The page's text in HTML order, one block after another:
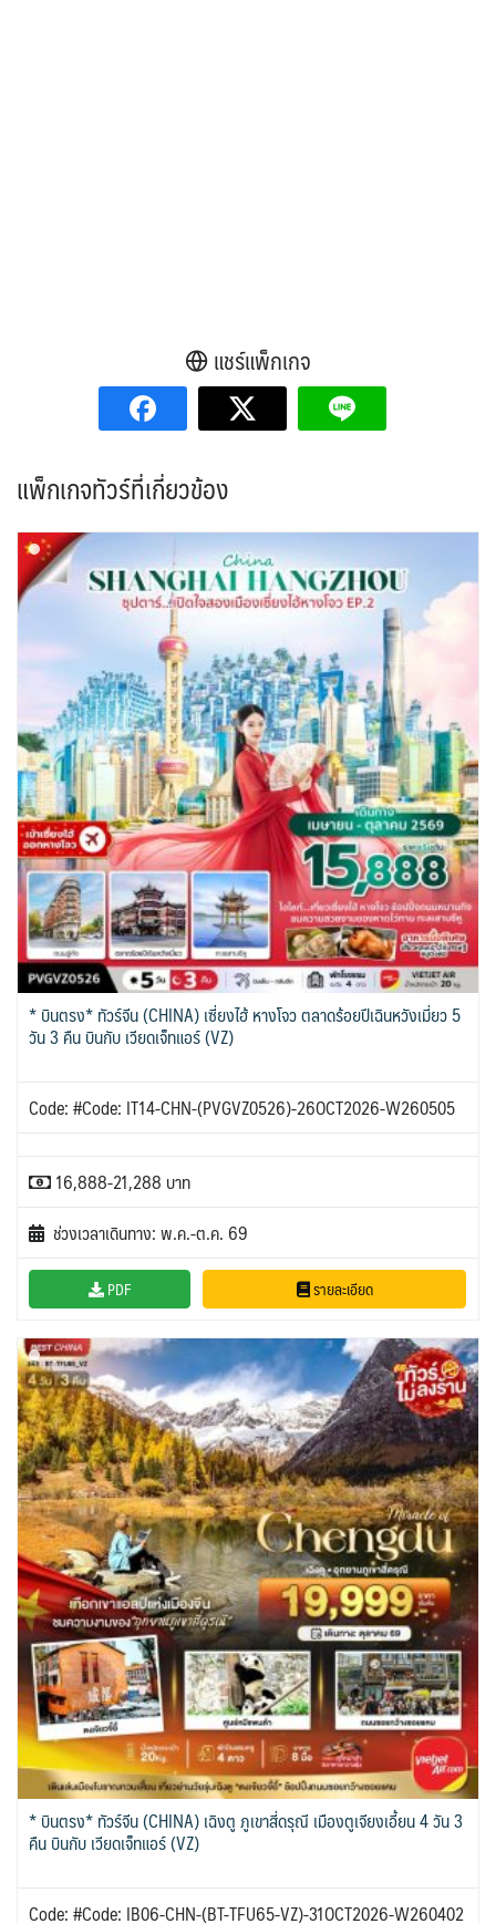
แชร์แพ็กเกจ
แพ็กเกจทัวร์ที่เกี่ยวข้อง
* บินตรง* ทัวร์จีน (CHINA) เซี่ยงไฮ้ หางโจว ตลาดร้อยปีเฉินหวังเมี่ยว 5
วัน 3 คืน บินกับ เวียดเจ็ทแอร์ (VZ)
Code: #Code: IT14-CHN-(PVGVZ0526)-26OCT2026-W260505
16,888-21,288 บาท
ช่วงเวลาเดินทาง: พ.ค.-ต.ค. 69
PDF รายละเอียด
* บินตรง* ทัวร์จีน (CHINA) เฉิงตู ภูเขาสี่ดรุณี เมืองตูเจียงเอี้ยน 4 วัน 3
คืน บินกับ เวียดเจ็ทแอร์ (VZ)
Code: #Code: IB06-CHN-(BT-TFU65-VZ)-31OCT2026-W260402